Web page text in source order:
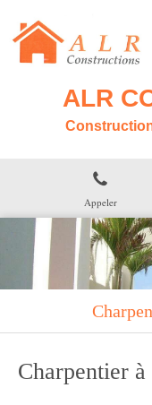
ALR
Appeler
Charpentier